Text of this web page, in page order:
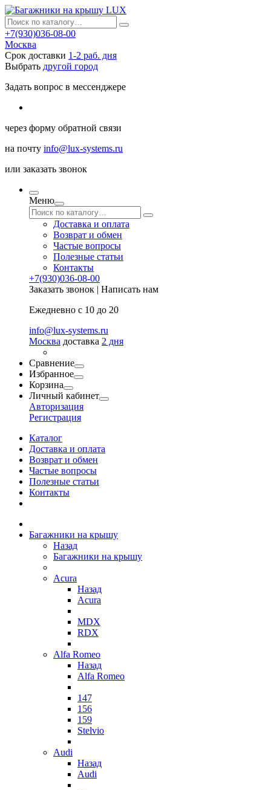
+7(930)036-08-00
Москва
Срок доставки 1-2 раб. дня
Выбрать другой город
Задать вопрос в мессенджере
через форму обратной связи
на почту info@lux-systems.ru
или заказать звонок
Меню
Доставка и оплата
Возврат и обмен
Частые вопросы
Полезные статьи
Контакты
+7(930)036-08-00
Заказать звонок | Написать нам
Ежедневно с 10 до 20
info@lux-systems.ru
Москва доставка 2 дня
Сравнение
Избранное
Корзина
Личный кабинет
Авторизация
Регистрация
Каталог
Доставка и оплата
Возврат и обмен
Частые вопросы
Полезные статьи
Контакты
Багажники на крышу
Назад
Багажники на крышу
Acura
Назад
Acura
MDX
RDX
Alfa Romeo
Назад
Alfa Romeo
147
156
159
Stelvio
Audi
Назад
Audi